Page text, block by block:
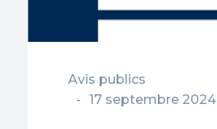
Avis publics
17 septembre 2024